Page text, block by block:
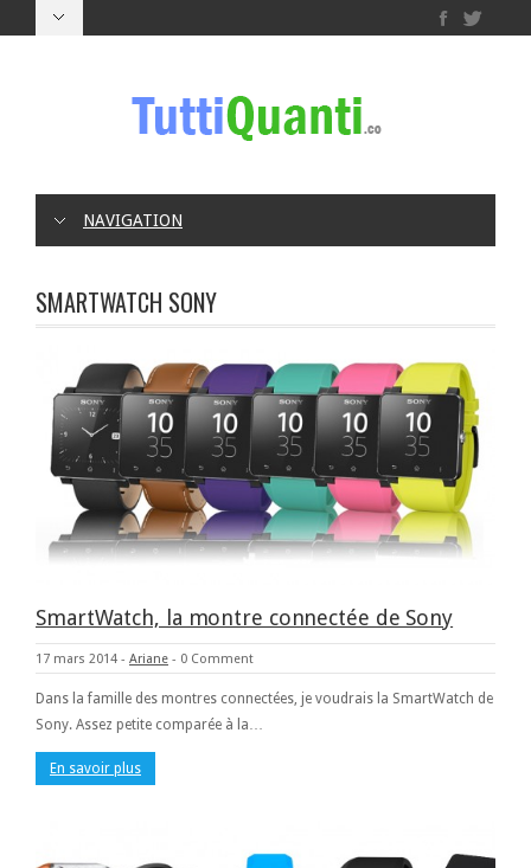
NAVIGATION
SMARTWATCH SONY
SmartWatch, la montre connectée de Sony
17 mars 2014 - Ariane - 0 Comment
Dans la famille des montres connectées, je voudrais la SmartWatch de
Sony. Assez petite comparée à la…
En savoir plus